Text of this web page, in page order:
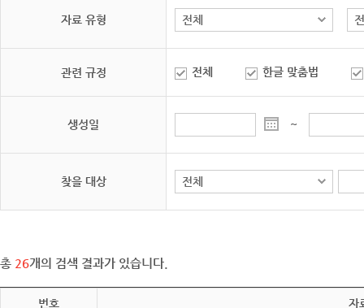
자료 유형
관련 규정 전체 한글 맞춤법
생성일 ~
찾을 대상
총 26개의 검색 결과가 있습니다.
번호 자